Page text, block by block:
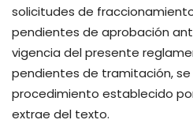
solicitudes de
pendientes de aprobación
vigencia del presente
pendientes de tramitación,
procedimiento establecido
extrae del texto.